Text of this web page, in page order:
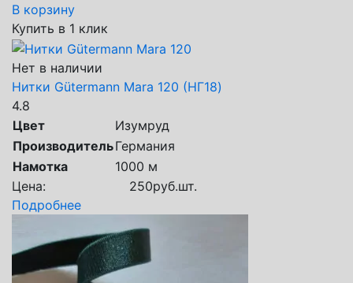
В корзину
Купить в 1 клик
Нет в наличии
Нитки Gütermann Mara 120 (НГ18)
4.8
Цвет
Изумруд
ПроизводительГермания
Намотка
1000 м
Цена:
250руб.шт.
Подробнее